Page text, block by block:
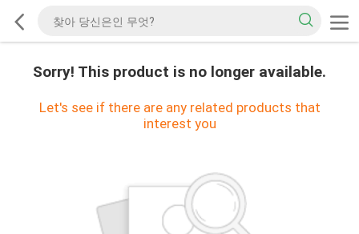
Sorry! This product is no longer available.
Let's see if there are any related products that
interest you